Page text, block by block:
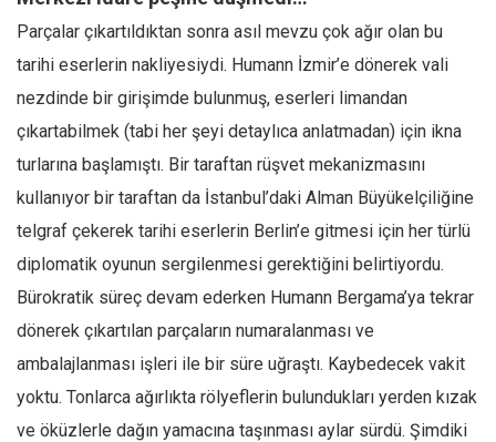
Parçalar çıkartıldıktan sonra asıl mevzu çok ağır olan bu
tarihi eserlerin nakliyesiydi. Humann İzmir’e dönerek vali
nezdinde bir girişimde bulunmuş, eserleri limandan
çıkartabilmek (tabi her şeyi detaylıca anlatmadan) için ikna
turlarına başlamıştı. Bir taraftan rüşvet mekanizmasını
kullanıyor bir taraftan da İstanbul’daki Alman Büyükelçiliğine
telgraf çekerek tarihi eserlerin Berlin’e gitmesi için her türlü
diplomatik oyunun sergilenmesi gerektiğini belirtiyordu.
Bürokratik süreç devam ederken Humann Bergama’ya tekrar
dönerek çıkartılan parçaların numaralanması ve
ambalajlanması işleri ile bir süre uğraştı. Kaybedecek vakit
yoktu. Tonlarca ağırlıkta rölyeflerin bulundukları yerden kızak
ve öküzlerle dağın yamacına taşınması aylar sürdü. Şimdiki